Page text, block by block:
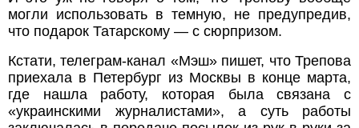
могли использовать в темную, не предупредив,
что подарок Татарскому — с сюрпризом.
Кстати, телеграм-канал «Мэш» пишет, что Трепова
приехала в Петербург из Москвы в конце марта,
где нашла работу, которая была связана с
«украинскими журналистами», а суть работы